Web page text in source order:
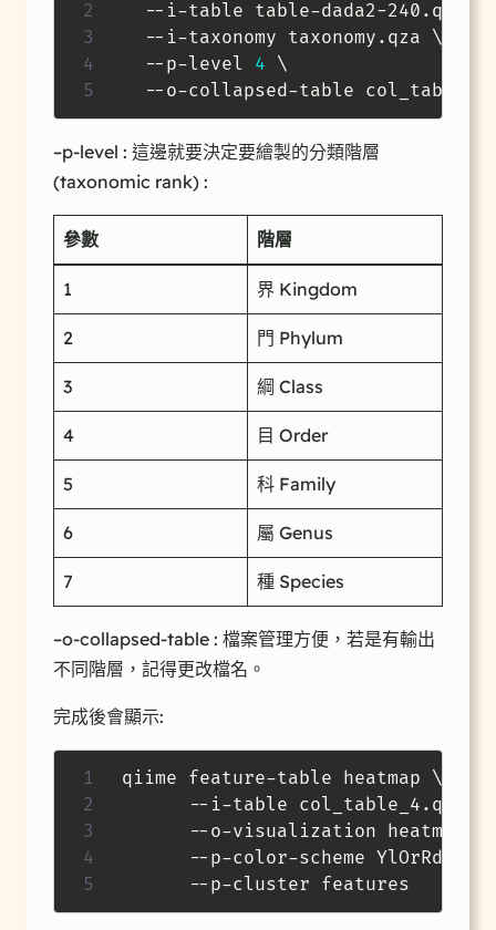
  --i-table table-dada2-240.qza
  --i-taxonomy taxonomy.qza
\
  --p-level
4 \
--o-collapsed-table
–p-level : 這邊就要決定要繪製的分類階層
(taxonomic rank) :
參數 階層
1 界 Kingdom
2 門 Phylum
3 綱 Class
4 目 Order
5 科 Family
6 屬 Genus
7 種 Species
–o-collapsed-table : 檔案管理方便，若是有輸出
不同階層，記得更改檔名。
完成後會顯示:
qiime feature-table heatmap \
      --i-table col_table_4.qza
--o-visualization
      --p-color-scheme YlOrRd
      --p-cluster features